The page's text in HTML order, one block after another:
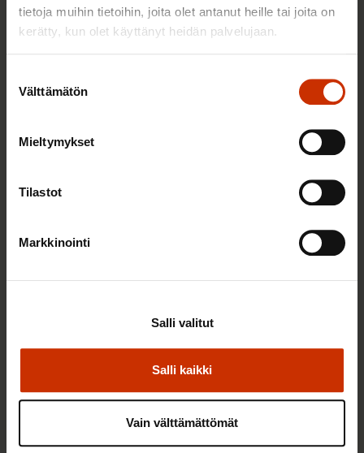
tietoja muihin tietoihin, joita olet antanut heille tai joita on
kerätty, kun olet käyttänyt heidän palvelujaan.
valinta
Välttämätön
Mieltymykset
Tilastot
Markkinointi
Salli kaikki
Salli valitut
Vain välttämättömät
22.5.2026 9:00
jaksamista tukevaan terveelliseen syömiseen